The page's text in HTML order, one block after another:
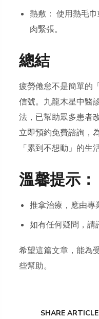
熱敷： 使用熱毛
肉緊張。
總結
疲勞倦怠不是簡單的
信號。九龍木星中醫
法，已幫助眾多患者
立即預約免費諮詢，
「累到不想動」的生
溫馨提示：
推拿治療，應由專
如有任何疑問，請
希望這篇文章，能為
些幫助。
SHARE ARTICLE